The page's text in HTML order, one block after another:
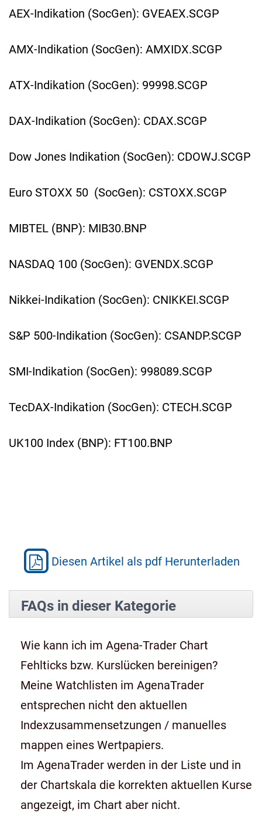
AEX-Indikation (SocGen): GVEAEX.SCGP
AMX-Indikation (SocGen): AMXIDX.SCGP
ATX-Indikation (SocGen): 99998.SCGP
DAX-Indikation (SocGen): CDAX.SCGP
Dow Jones Indikation (SocGen): CDOWJ.SCGP
Euro STOXX 50 (SocGen): CSTOXX.SCGP
MIBTEL (BNP): MIB30.BNP
NASDAQ 100 (SocGen): GVENDX.SCGP
Nikkei-Indikation (SocGen): CNIKKEI.SCGP
S&P 500-Indikation (SocGen): CSANDP.SCGP
SMI-Indikation (SocGen): 998089.SCGP
TecDAX-Indikation (SocGen): CTECH.SCGP
UK100 Index (BNP): FT100.BNP
Diesen Artikel als pdf Herunterladen
FAQs in dieser Kategorie
Wie kann ich im Agena-Trader Chart
Fehlticks bzw. Kurslücken bereinigen?
Meine Watchlisten im AgenaTrader
entsprechen nicht den aktuellen
Indexzusammensetzungen / manuelles
mappen eines Wertpapiers.
Im AgenaTrader werden in der Liste und in
der Chartskala die korrekten aktuellen Kurse
angezeigt, im Chart aber nicht.